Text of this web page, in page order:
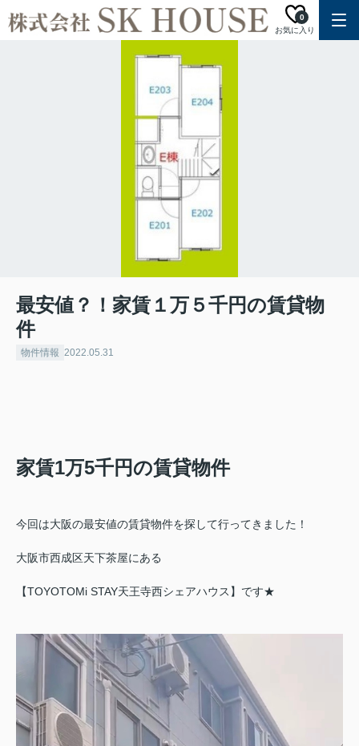
お気に入り
0
最安値？！家賃１万５千円の賃貸物
件
物件情報 2022.05.31
家賃1万5千円の賃貸物件
今回は大阪の最安値の賃貸物件を探して行ってきました！
大阪市西成区天下茶屋にある
【TOYOTOMi STAY天王寺西シェアハウス】です★